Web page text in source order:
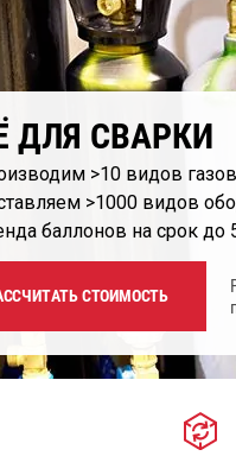
ДЛЯ СВАРКИ
>10 видов газов
>1000 видов
баллонов на срок до
СТОИМОСТЬ